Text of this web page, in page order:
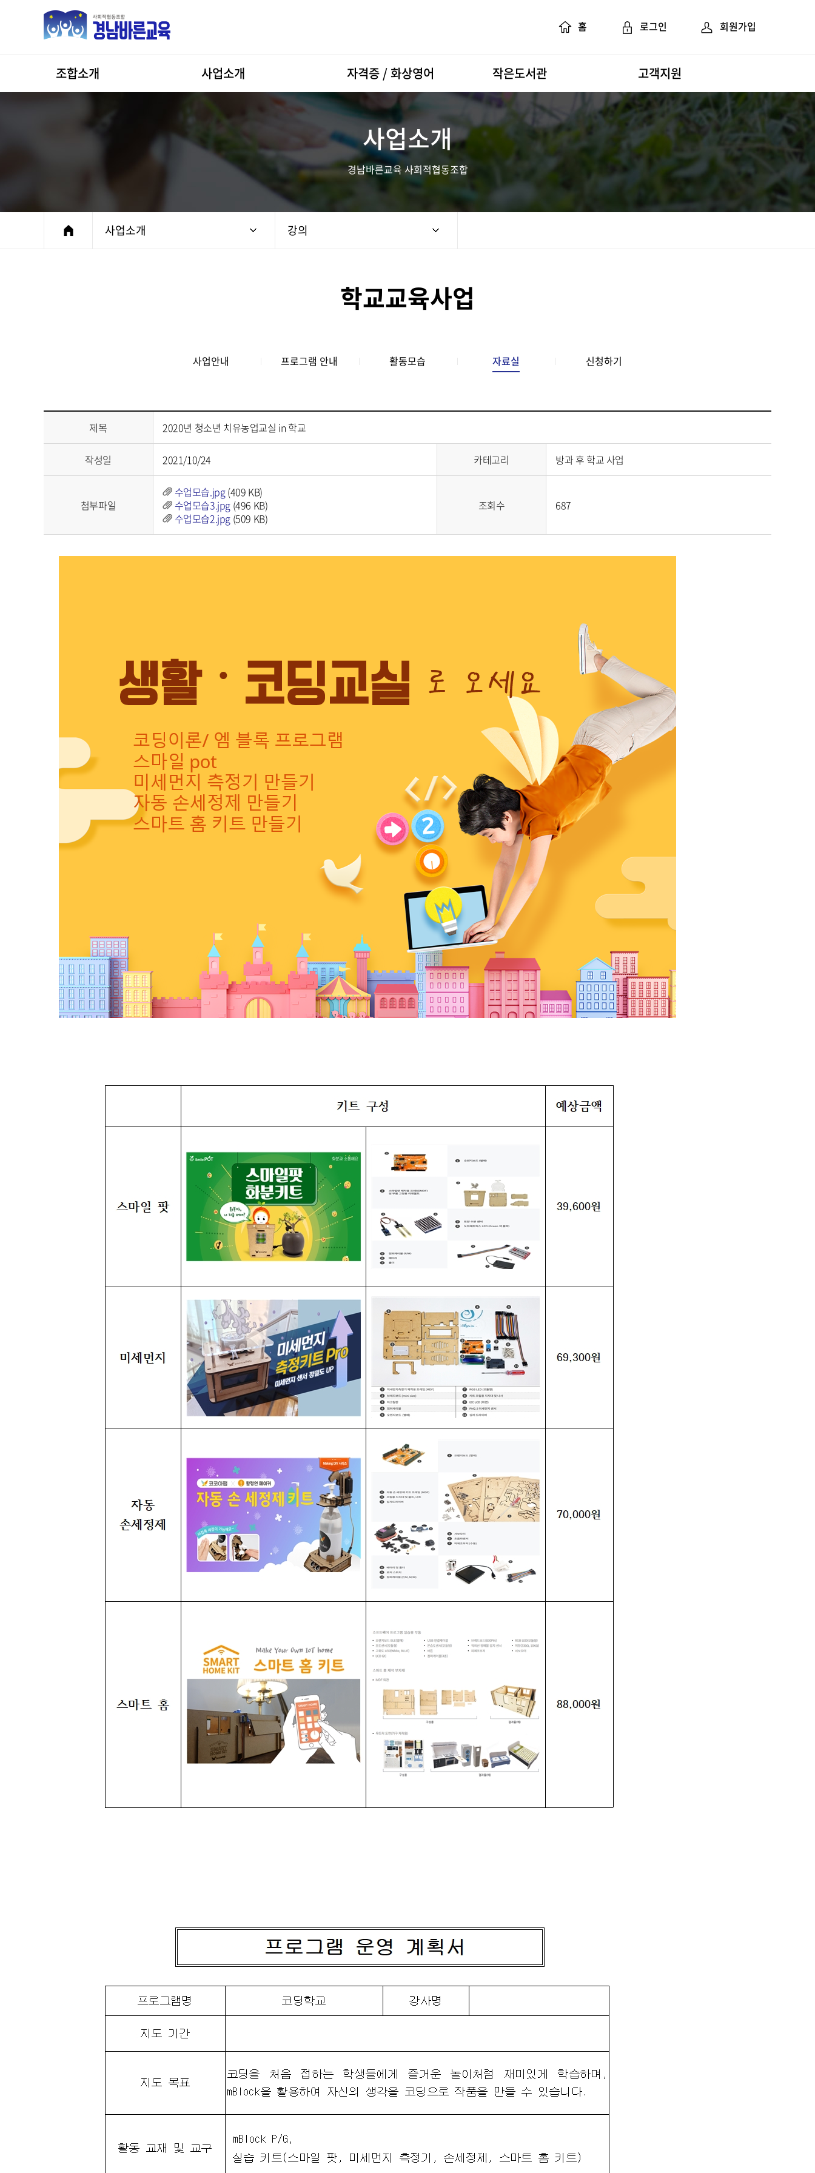
홈 로그인 회원가입
조합소개 사업소개
기관/단체 교육
컨텐츠 및 교재교구
자격증 / 화상영어
자격증 / 화상영어 개요
신청하기
작은도서관
소개
강좌안내
기부신청
고객지원
공지 및 뉴스
질문과 답변
활동모습
자료실
사업소개
경남바른교육 사회적협동조합
사업소개 강의
학교교육사업
사업안내 프로그램 안내 활동모습 자료실 신청하기
제목 2020년 청소년 치유농업교실 in 학교
작성일 2021/10/24 카테고리 방과 후 학교 사업
첨부파일
수업모습.jpg(409 KB)
수업모습3.jpg (496 KB)
수업모습2.jpg (509 KB)
조회수 687